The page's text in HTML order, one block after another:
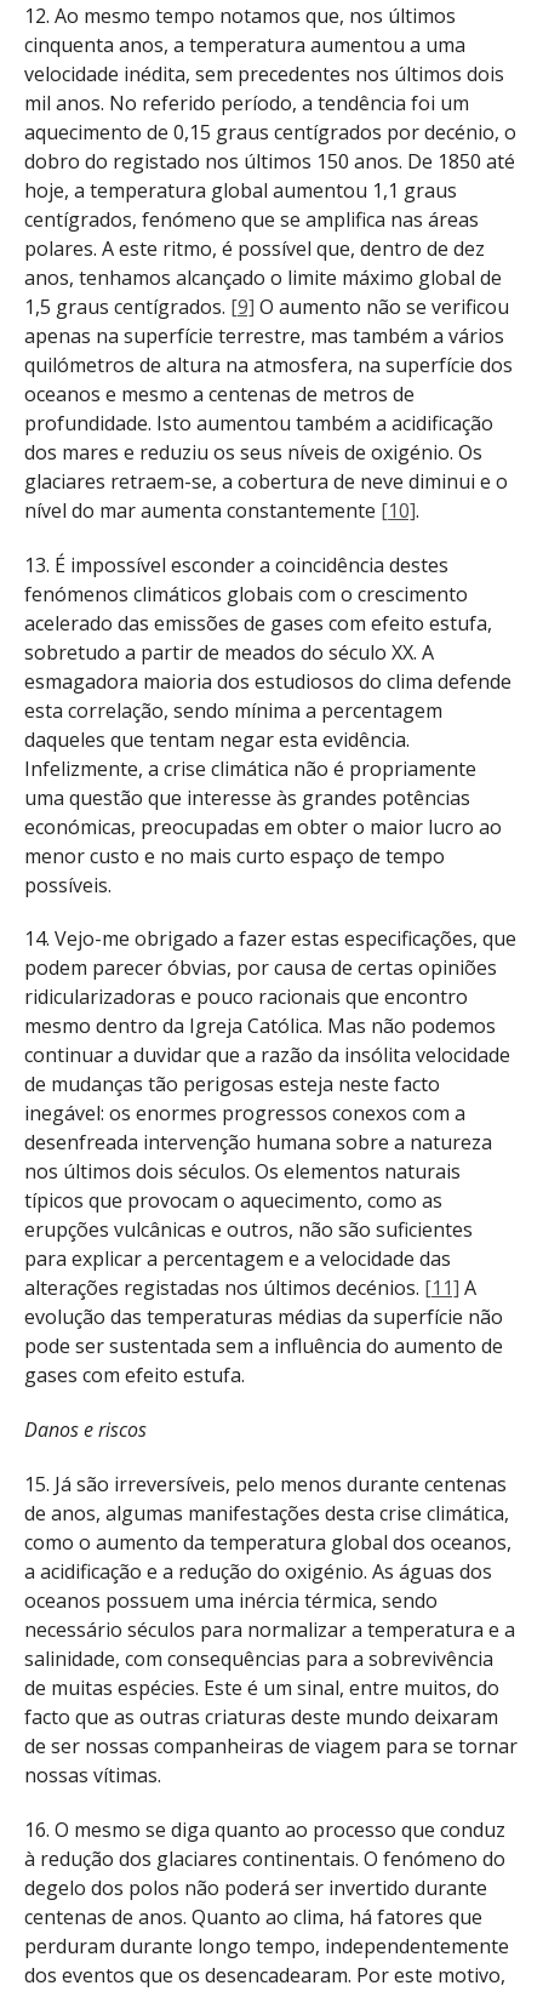
12. Ao mesmo tempo notamos que, nos últimos
cinquenta anos, a temperatura aumentou a uma
velocidade inédita, sem precedentes nos últimos dois
mil anos. No referido período, a tendência foi um
aquecimento de 0,15 graus centígrados por decénio, o
dobro do registado nos últimos 150 anos. De 1850 até
hoje, a temperatura global aumentou 1,1 graus
centígrados, fenómeno que se amplifica nas áreas
polares. A este ritmo, é possível que, dentro de dez
anos, tenhamos alcançado o limite máximo global de
1,5 graus centígrados. [9] O aumento não se verificou
apenas na superfície terrestre, mas também a vários
quilómetros de altura na atmosfera, na superfície dos
oceanos e mesmo a centenas de metros de
profundidade. Isto aumentou também a acidificação
dos mares e reduziu os seus níveis de oxigénio. Os
glaciares retraem-se, a cobertura de neve diminui e o
nível do mar aumenta constantemente [10].
13. É impossível esconder a coincidência destes
fenómenos climáticos globais com o crescimento
acelerado das emissões de gases com efeito estufa,
sobretudo a partir de meados do século XX. A
esmagadora maioria dos estudiosos do clima defende
esta correlação, sendo mínima a percentagem
daqueles que tentam negar esta evidência.
Infelizmente, a crise climática não é propriamente
uma questão que interesse às grandes potências
económicas, preocupadas em obter o maior lucro ao
menor custo e no mais curto espaço de tempo
possíveis.
14. Vejo-me obrigado a fazer estas especificações, que
podem parecer óbvias, por causa de certas opiniões
ridicularizadoras e pouco racionais que encontro
mesmo dentro da Igreja Católica. Mas não podemos
continuar a duvidar que a razão da insólita velocidade
de mudanças tão perigosas esteja neste facto
inegável: os enormes progressos conexos com a
desenfreada intervenção humana sobre a natureza
nos últimos dois séculos. Os elementos naturais
típicos que provocam o aquecimento, como as
erupções vulcânicas e outros, não são suficientes
para explicar a percentagem e a velocidade das
alterações registadas nos últimos decénios. [11] A
evolução das temperaturas médias da superfície não
pode ser sustentada sem a influência do aumento de
gases com efeito estufa.
Danos e riscos
15. Já são irreversíveis, pelo menos durante centenas
de anos, algumas manifestações desta crise climática,
como o aumento da temperatura global dos oceanos,
a acidificação e a redução do oxigénio. As águas dos
oceanos possuem uma inércia térmica, sendo
necessário séculos para normalizar a temperatura e a
salinidade, com consequências para a sobrevivência
de muitas espécies. Este é um sinal, entre muitos, do
facto que as outras criaturas deste mundo deixaram
de ser nossas companheiras de viagem para se tornar
nossas vítimas.
16. O mesmo se diga quanto ao processo que conduz
à redução dos glaciares continentais. O fenómeno do
degelo dos polos não poderá ser invertido durante
centenas de anos. Quanto ao clima, há fatores que
perduram durante longo tempo, independentemente
dos eventos que os desencadearam. Por este motivo,